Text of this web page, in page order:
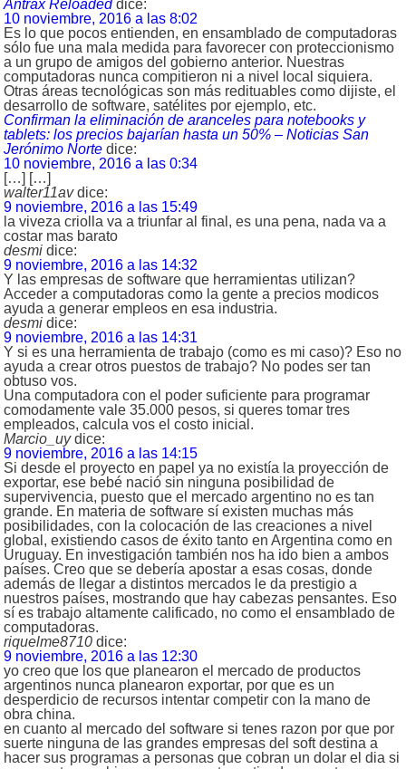
Antrax Reloaded dice:
10 noviembre, 2016 a las 8:02
Es lo que pocos entienden, en ensamblado de computadoras
sólo fue una mala medida para favorecer con proteccionismo
a un grupo de amigos del gobierno anterior. Nuestras
computadoras nunca compitieron ni a nivel local siquiera.
Otras áreas tecnológicas son más redituables como dijiste, el
desarrollo de software, satélites por ejemplo, etc.
Confirman la eliminación de aranceles para notebooks y
tablets: los precios bajarían hasta un 50% – Noticias San
Jerónimo Norte dice:
10 noviembre, 2016 a las 0:34
[…] […]
walter11av dice:
9 noviembre, 2016 a las 15:49
la viveza criolla va a triunfar al final, es una pena, nada va a
costar mas barato
desmi dice:
9 noviembre, 2016 a las 14:32
Y las empresas de software que herramientas utilizan?
Acceder a computadoras como la gente a precios modicos
ayuda a generar empleos en esa industria.
desmi dice:
9 noviembre, 2016 a las 14:31
Y si es una herramienta de trabajo (como es mi caso)? Eso no
ayuda a crear otros puestos de trabajo? No podes ser tan
obtuso vos.
Una computadora con el poder suficiente para programar
comodamente vale 35.000 pesos, si queres tomar tres
empleados, calcula vos el costo inicial.
Marcio_uy dice:
9 noviembre, 2016 a las 14:15
Si desde el proyecto en papel ya no existía la proyección de
exportar, ese bebé nació sin ninguna posibilidad de
supervivencia, puesto que el mercado argentino no es tan
grande. En materia de software sí existen muchas más
posibilidades, con la colocación de las creaciones a nivel
global, existiendo casos de éxito tanto en Argentina como en
Uruguay. En investigación también nos ha ido bien a ambos
países. Creo que se debería apostar a esas cosas, donde
además de llegar a distintos mercados le da prestigio a
nuestros países, mostrando que hay cabezas pensantes. Eso
sí es trabajo altamente calificado, no como el ensamblado de
computadoras.
riquelme8710 dice:
9 noviembre, 2016 a las 12:30
yo creo que los que planearon el mercado de productos
argentinos nunca planearon exportar, por que es un
desperdicio de recursos intentar competir con la mano de
obra china.
en cuanto al mercado del software si tenes razon por que por
suerte ninguna de las grandes empresas del soft destina a
hacer sus programas a personas que cobran un dolar el dia si